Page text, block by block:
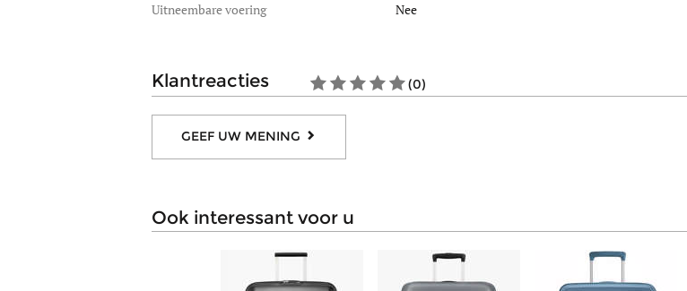
Uitneembare voering
Nee
klantreacties (0)
GEEF UW MENING
ook interessant voor u